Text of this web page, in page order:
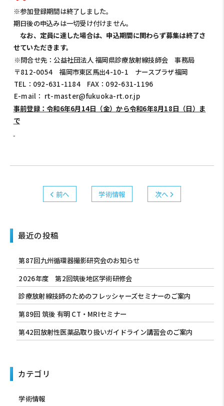
※参加登録期間は終了しました。
期日後の申込みは一切受け付けません。
なお、定員に達した場合は、申込期間に関わらず募集は終了さ
せていただきます。
※問合せ先：公益社団法人 福岡県診療放射線技師会 事務局
〒812-0054 福岡市東区馬出4-10-1 ナースプラザ福岡
TEL：092-631-1184 FAX：092-631-1196
E-mail： rt-master@fukuoka-rt.or.jp
事前登録：令和6年6月14日（金）から令和6年8月18日（日）ま
で
前へ 学術情報 次へ
最近の投稿
第87回九州循環器撮影研究会のお知らせ
2026年度 第2回筑後地区学術研修会
診療放射線技師のためのフレッシャーズセミナーのご案内
第89回 筑後 有明 CT・MRIセミナー
第42回放射性医薬品取り扱いガイドライン講習会のご案内
カテゴリ
学術情報